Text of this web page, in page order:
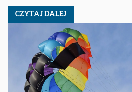
CZYTAJ DALEJ